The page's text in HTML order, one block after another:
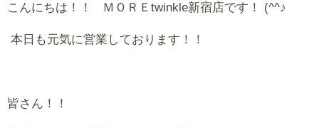
‎こんにちは！！ ‎ ‎ ＭＯＲＥtwinkle新宿店です！ (^^♪‎
‎ 本日も元気に営業しております！！ ‎ ‎ ‎ ‎ ‎
‎皆さん！！ ‎ ‎